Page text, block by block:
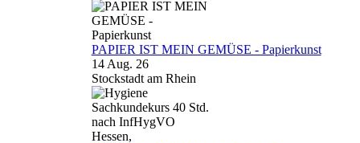
PAPIER IST MEIN GEMÜSE - Papierkunst
14 Aug. 26
Stockstadt am Rhein